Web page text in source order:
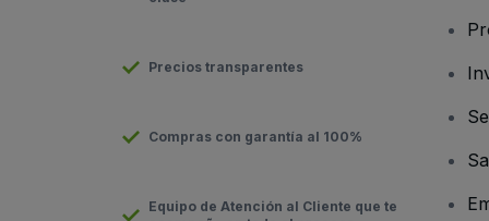
Precios transparentes
Compras con garantía al 100%
Equipo de Atención al Cliente que te